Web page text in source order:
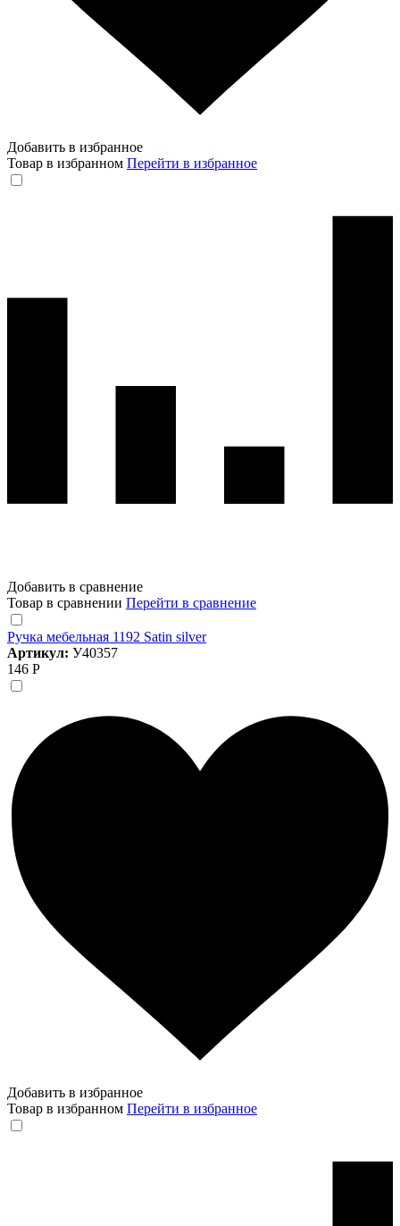
Добавить в избранное
Товар в избранном Перейти в избранное
Добавить в сравнение
Товар в сравнении Перейти в сравнение
Ручка мебельная 1192 Satin silver
Артикул: У40357
146 Р
Добавить в избранное
Товар в избранном Перейти в избранное